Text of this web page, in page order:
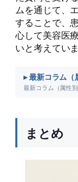
ムを通じて、
することで、
心して美容医
いと考えていま
▸ 最新コラム（
最新コラム（属性
まとめ